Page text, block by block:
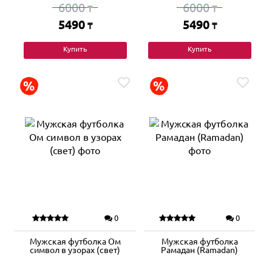
6000₸
5490 ₸
Купить
6000₸
5490 ₸
Купить
0
Мужская футболка Ом
символ в узорах (свет)
0
Мужская футболка
Рамадан (Ramadan)